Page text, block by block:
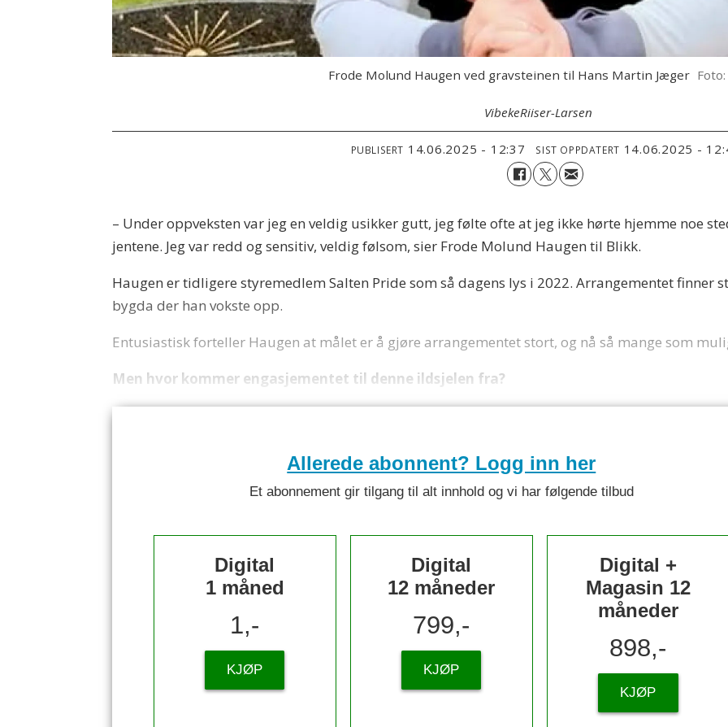
Frode Molund Haugen ved gravsteinen til Hans Martin Jæger
VibekeRiiser-Larsen
PUBLISERT 14.06.2025 - 12:37 SIST OPPDATERT 14.06.2025 -
– Under oppveksten var jeg en veldig usikker gutt, jeg følte ofte at jeg ikke hørte hjemme noe
jentene. Jeg var redd og sensitiv, veldig følsom, sier Frode Molund Haugen til Blikk.
Haugen er tidligere styremedlem Salten Pride som så dagens lys i 2022. Arrangementet finner
bygda der han vokste opp.
Entusiastisk forteller Haugen at målet er å gjøre arrangementet stort, og nå så mange som
Men hvor kommer engasjementet til denne ildsjelen fra?
Allerede abonnent? Logg inn her
Et abonnement gir tilgang til alt innhold og vi har følgende tilbud
Digital
1 måned
1,-
KJØP
Digital
12 måneder
799,-
KJØP
Digital +
Magasin 12
måneder
898,-
KJØP